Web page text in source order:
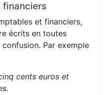
financiers
et financiers,
écrits en toutes
Par exemple
cents euros et